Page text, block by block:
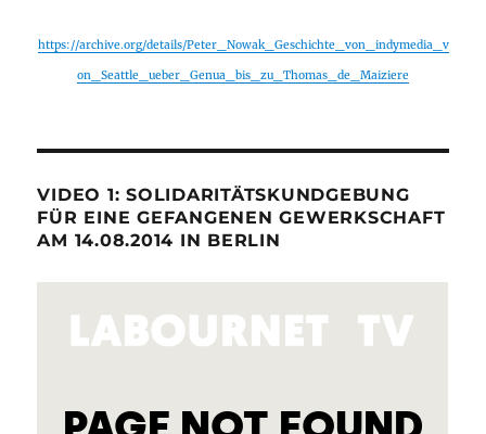
https://archive.org/details/Peter_Nowak_Geschichte_von_indymedia_v
on_Seattle_ueber_Genua_bis_zu_Thomas_de_Maiziere
VIDEO 1: SOLIDARITÄTSKUNDGEBUNG
FÜR EINE GEFANGENEN GEWERKSCHAFT
AM 14.08.2014 IN BERLIN